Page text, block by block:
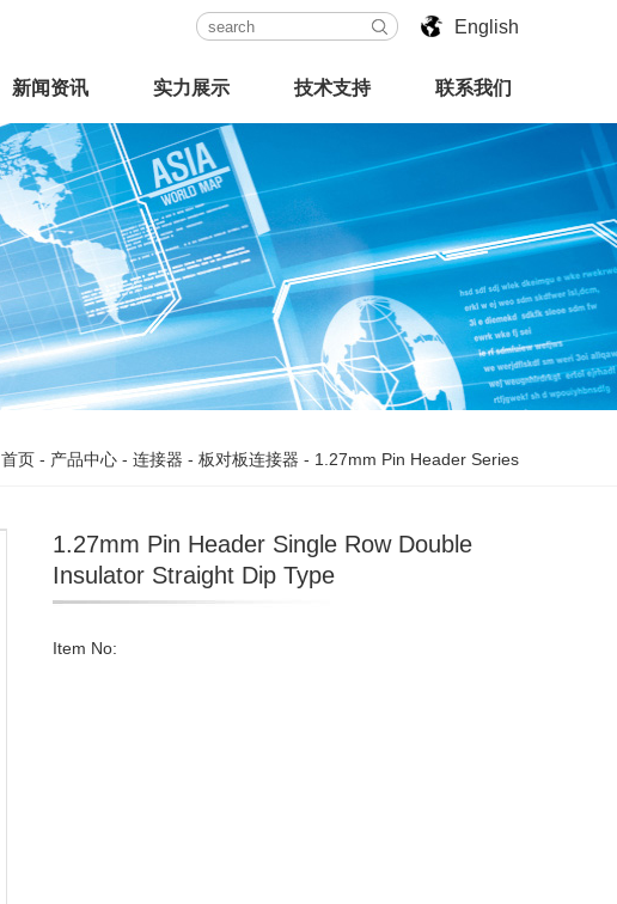
English
新闻资讯 实力展示 技术支持 联系我们
首页 - 产品中心 - 连接器 - 板对板连接器 - 1.27mm Pin Header Series
1.27mm Pin Header Single Row Double
Insulator Straight Dip Type
Item No: